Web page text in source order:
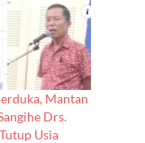
Mantan
Drs.
Usia